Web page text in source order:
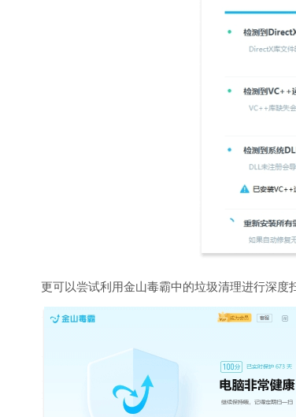
更可以尝试利用金山毒霸中的垃圾清理进行深度